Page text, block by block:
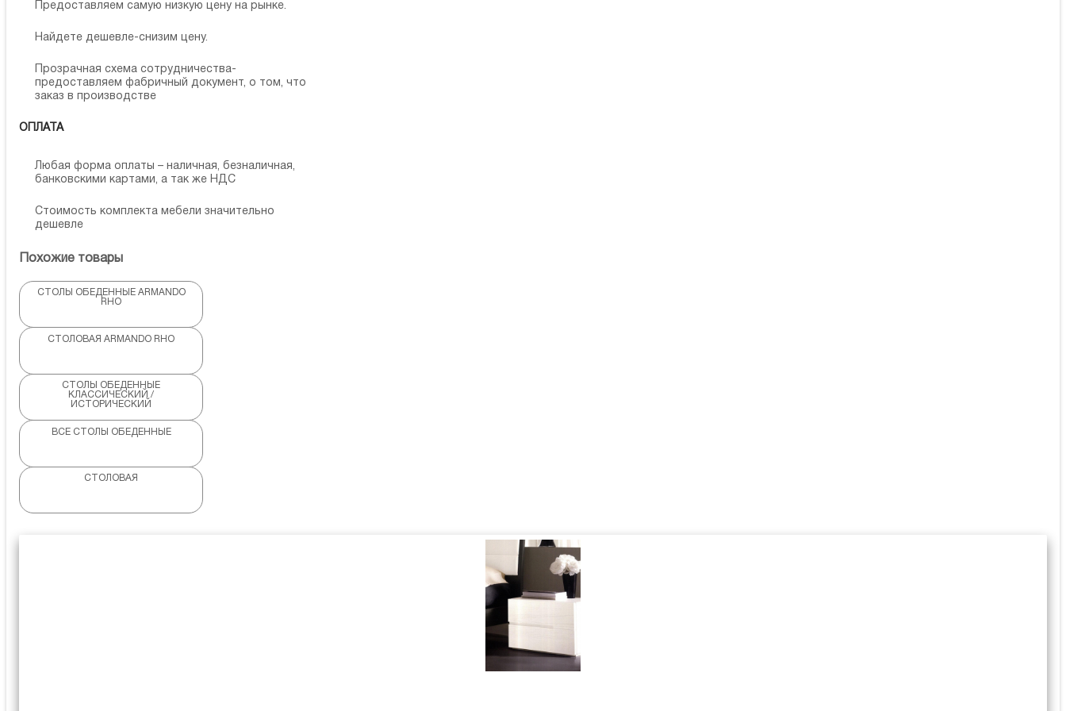
Предоставляем самую низкую цену на рынке.
Найдете дешевле-снизим цену.
Прозрачная схема сотрудничества-
предоставляем фабричный документ, о том, что
заказ в производстве
ОПЛАТА
Любая форма оплаты – наличная, безналичная,
банковскими картами, а так же НДС
Стоимость комплекта мебели значительно
дешевле
Похожие товары
СТОЛЫ ОБЕДЕННЫЕ ARMANDO
RHO
СТОЛОВАЯ ARMANDO RHO
СТОЛЫ ОБЕДЕННЫЕ
КЛАССИЧЕСКИЙ /
ИСТОРИЧЕСКИЙ
ВСЕ СТОЛЫ ОБЕДЕННЫЕ
СТОЛОВАЯ